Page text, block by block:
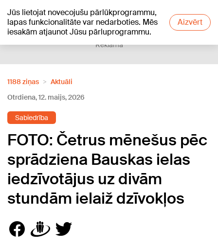
Jūs lietojat novecojušu pārlūkprogrammu,
lapas funkcionalitāte var nedarboties. Mēs
iesakām atjaunot Jūsu pārluprogrammu.
Aizvērt
+18°C
Reklāma
1188 ziņas
Aktuāli
Otrdiena, 12. maijs, 2026
Sabiedrība
FOTO: Četrus mēnešus pēc
sprādziena Bauskas ielas
iedzīvotājus uz divām
stundām ielaiž dzīvokļos